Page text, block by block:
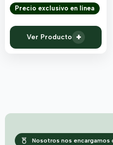
Precio exclusivo en línea
Ver Producto +
Nosotros nos encargamos